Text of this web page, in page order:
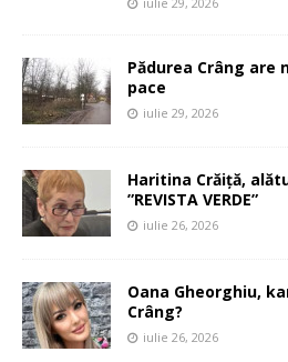
Pădurea Crâng are
pace
iulie 29, 2026
Haritina Crăiță,
”REVISTA VERDE”
iulie 26, 2026
Oana Gheorghiu,
Crâng?
iulie 26, 2026